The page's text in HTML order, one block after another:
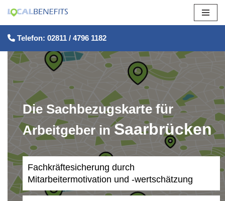
Zum
Inhalt
springen
Telefon: 02811 / 4796 1182
Die Sachbezugskarte für
Arbeitgeber inSaarbrücken
Fachkräftesicherung durch
Mitarbeitermotivation und -wertschätzung